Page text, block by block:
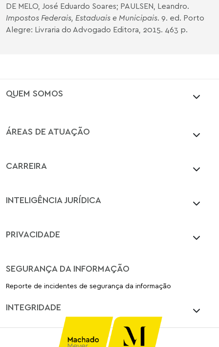
DE MELO, José Eduardo Soares; PAULSEN, Leandro.
Impostos Federais, Estaduais e Municipais. 9. ed. Porto
Alegre: Livraria do Advogado Editora, 2015. 463 p.
QUEM SOMOS
ÁREAS DE ATUAÇÃO
CARREIRA
INTELIGÊNCIA JURÍDICA
PRIVACIDADE
SEGURANÇA DA INFORMAÇÃO
Reporte de incidentes de segurança da informação
INTEGRIDADE